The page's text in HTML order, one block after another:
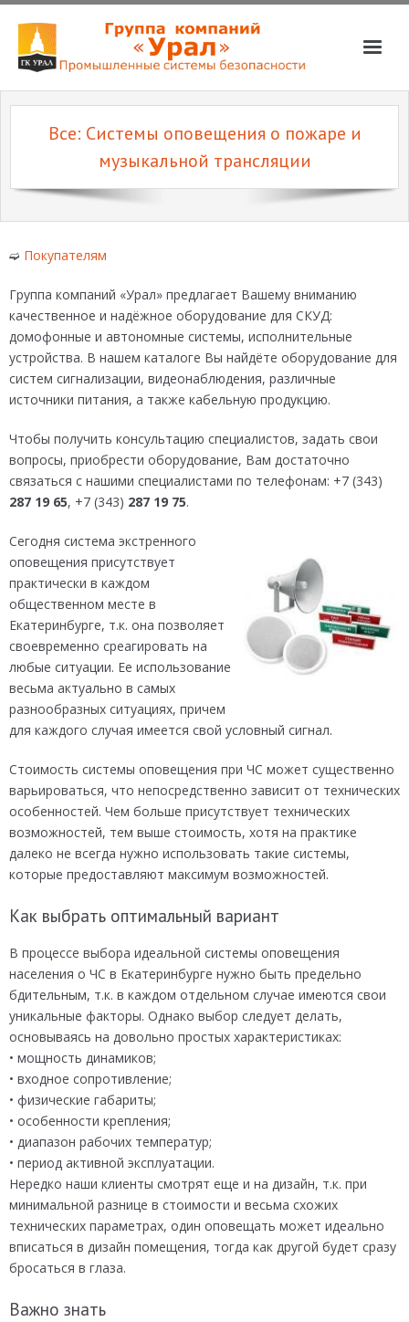
О компании
Услуги
Вакансии
Все: Системы оповещения о пожаре и
музыкальной трансляции
➫ Покупателям
Группа компаний «Урал» предлагает Вашему вниманию
качественное и надёжное оборудование для СКУД:
домофонные и автономные системы, исполнительные
устройства. В нашем каталоге Вы найдёте оборудование для
систем сигнализации, видеонаблюдения, различные
источники питания, а также кабельную продукцию.
Чтобы получить консультацию специалистов, задать свои
вопросы, приобрести оборудование, Вам достаточно
связаться с нашими специалистами по телефонам: +7 (343)
287 19 65, +7 (343) 287 19 75.
Сегодня система экстренного
оповещения присутствует
практически в каждом
общественном месте в
Екатеринбурге, т.к. она позволяет
своевременно среагировать на
любые ситуации. Ее использование
весьма актуально в самых
разнообразных ситуациях, причем
для каждого случая имеется свой условный сигнал.
Стоимость системы оповещения при ЧС может существенно
варьироваться, что непосредственно зависит от технических
особенностей. Чем больше присутствует технических
возможностей, тем выше стоимость, хотя на практике
далеко не всегда нужно использовать такие системы,
которые предоставляют максимум возможностей.
Как выбрать оптимальный вариант
В процессе выбора идеальной системы оповещения
населения о ЧС в Екатеринбурге нужно быть предельно
бдительным, т.к. в каждом отдельном случае имеются свои
уникальные факторы. Однако выбор следует делать,
основываясь на довольно простых характеристиках:
• мощность динамиков;
• входное сопротивление;
• физические габариты;
• особенности крепления;
• диапазон рабочих температур;
• период активной эксплуатации.
Нередко наши клиенты смотрят еще и на дизайн, т.к. при
минимальной разнице в стоимости и весьма схожих
технических параметрах, один оповещать может идеально
вписаться в дизайн помещения, тогда как другой будет сразу
бросаться в глаза.
Важно знать